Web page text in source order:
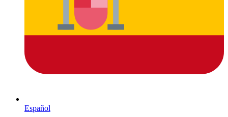
Español